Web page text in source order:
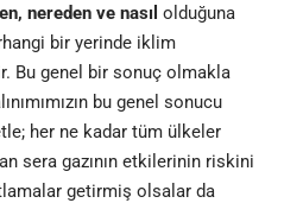
nereden ve nasıl olduğuna
bir yerinde iklim
Bu genel bir sonuç olmakla
bu genel sonucu
her ne kadar tüm ülkeler
sera gazının etkilerinin riskini
getirmiş olsalar da